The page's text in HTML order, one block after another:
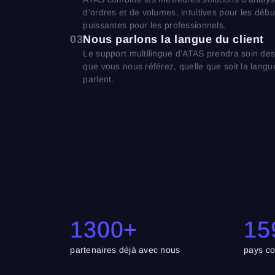
d'ordres et de volumes, intuitives pour les
puissantes pour les professionnels.
03Nous parlons la langue du client
Le support multilingue d'ATAS prendra soin
que vous nous référez, quelle que soit la
parlent.
1300+
partenaires déjà avec nous pays